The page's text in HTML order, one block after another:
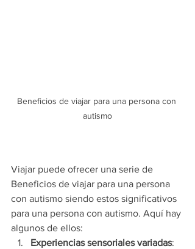
Beneficios de viajar para una persona con
autismo
Viajar puede ofrecer una serie de
Beneficios de viajar para una persona
con autismo siendo estos significativos
para una persona con autismo. Aquí hay
algunos de ellos:
Experiencias sensoriales variadas: